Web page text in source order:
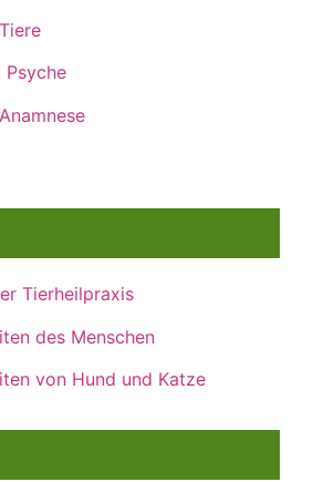
Psyche
Tierheilpraxis
des Menschen
von Hund und Katze